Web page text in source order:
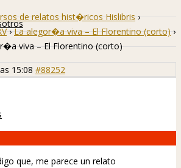
de relatos hist�ricos Hislibris ›
› La alegor�a viva – El Florentino (corto) ›
viva – El Florentino (corto)
15:08 #88252
que, me parece un relato